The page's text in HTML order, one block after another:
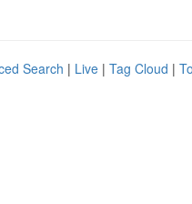
Search | Live | Tag Cloud |